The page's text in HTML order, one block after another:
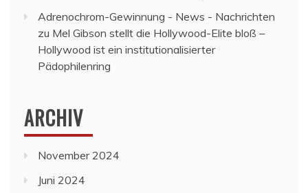
Adrenochrom-Gewinnung - News - Nachrichten
zu Mel Gibson stellt die Hollywood-Elite bloß –
Hollywood ist ein institutionalisierter
Pädophilenring
ARCHIV
November 2024
Juni 2024